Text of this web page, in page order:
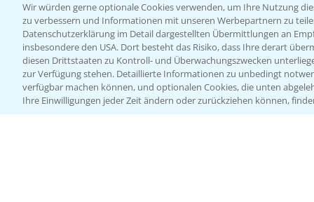
Wir würden gerne optionale Cookies verwenden, um Ihre Nutzung
zu verbessern und Informationen mit unseren Werbepartnern zu
Datenschutzerklärung im Detail dargestellten Übermittlungen an
insbesondere den USA. Dort besteht das Risiko, dass Ihre derart
diesen Drittstaaten zu Kontroll- und Überwachungszwecken
zur Verfügung stehen. Detaillierte Informationen zu unbedingt
verfügbar machen können, und optionalen Cookies, die unten
Ihre Einwilligungen jeder Zeit ändern oder zurückziehen können,